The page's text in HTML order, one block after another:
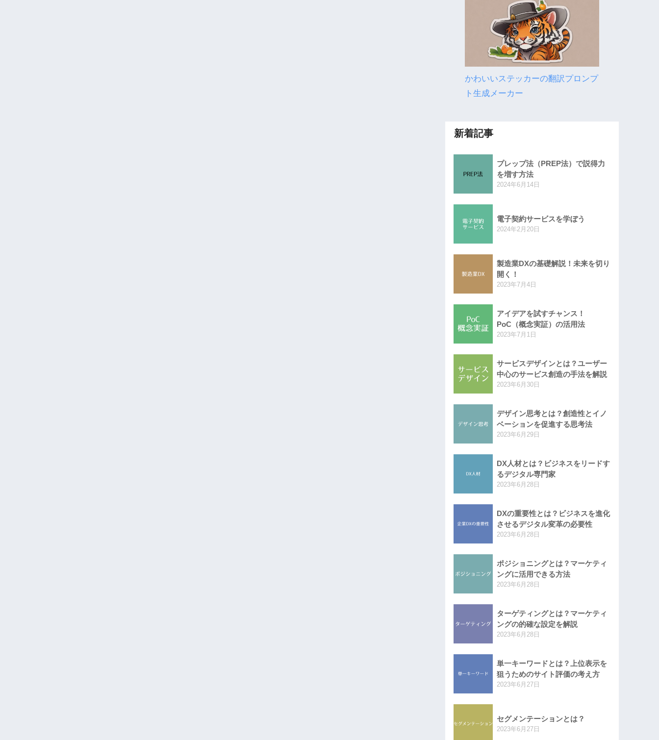
かわいいステッカーの翻訳プロンプ
ト生成メーカー
新着記事
プレップ法（PREP法）で説得力
を増す方法
2024年6月14日
電子契約サービスを学ぼう
2024年2月20日
製造業DXの基礎解説！未来を切り
開く！
2023年7月4日
アイデアを試すチャンス！
PoC（概念実証）の活用法
2023年7月1日
サービスデザインとは？ユーザー
中心のサービス創造の手法を解説
2023年6月30日
デザイン思考とは？創造性とイノ
ベーションを促進する思考法
2023年6月29日
DX人材とは？ビジネスをリードす
るデジタル専門家
2023年6月28日
DXの重要性とは？ビジネスを進化
させるデジタル変革の必要性
2023年6月28日
ポジショニングとは？マーケティ
ングに活用できる方法
2023年6月28日
ターゲティングとは？マーケティ
ングの的確な設定を解説
2023年6月28日
単一キーワードとは？上位表示を
狙うためのサイト評価の考え方
2023年6月27日
セグメンテーションとは？
2023年6月27日